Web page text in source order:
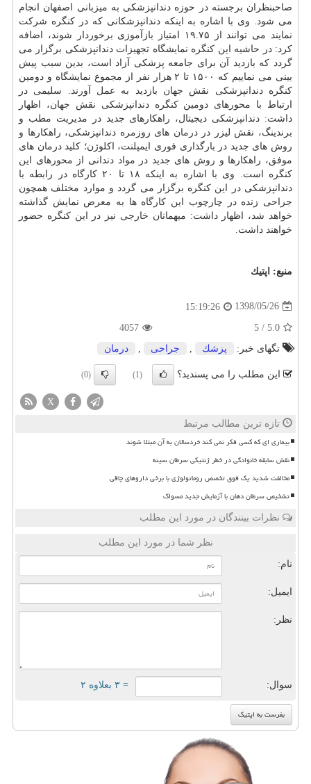
صاحبنظران برجسته در حوزه دندانپزشكی به میزبانی اصفهان انجام
می شود. وی با اشاره به اینكه دندانپزشكانی كه در كنگره شركت
نمایند می توانند از ۱۹.۷۵ امتیاز بازآموزی برخوردار شوند، اضافه
كرد: در حاشیه این كنگره نمایشگاه تجهیزات دندانپزشكی برگزار می
گردد كه بازدید آن برای جامعه پزشكی آزاد است، بدین سبب پیش
بینی می نماییم كه ۱۵۰۰ تا ۲ هزار نفر از مجموع نمایشگاه و دومین
كنگره دندانپزشكی نقش جهان بازدید به عمل آورند. سلیمی در
ارتباط با محورهای دومین كنگره دندانپزشكی نقش جهان، اظهار
داشت: دندانپزشكی دیجیتال، راهكارهای جدید در مدیریت مطب و
برندینگ، نقش لیزر دردرمان های روزمره دندانپزشكی، راهكارها و
روش های جدید در بارگذاری فوری ایمپلنت، اكلوژن؛ كلید درمان های
موفق، راهكارها و روش های جدید در مواد دندانی از محورهای این
كنگره است. وی با اشاره به اینكه ۱۸ تا ۲۰ كارگاه در رابطه با
دندانپزشكی در این كنگره برگزار می گردد و موارد مختلف همچون
جراحی زنده در چارچوب این كارگاه ها به معرض نمایش گذاشته
خواهد شد، اظهار داشت: میهمانان خارجی نیز در این كنگره حضور
خواهند داشت.
منبع: اپتیك
1398/05/26
15:19:26
5.0
/
5
4057
تگهای خبر:
پزشك جراحی درمان
این مطلب را می پسندید؟ (1)
(0)
X
تازه ترین مطالب مرتبط
بیماری ای که کسی فکر نمی کند خردسالان به آن مبتلا شوند
نقش سابقه خانوادگی در خطر ژنتیکی سرطان سینه
مخالفت شدید یک فوق تخصص روماتولوژی با برخی داروهای چاقی
تشخیص سرطان دهان با آزمایش جدید مسواک
نظرات بینندگان در مورد این مطلب
نظر شما در مورد این مطلب
نام:
ایمیل:
نظر:
سوال: = ۳ بعلاوه ۲